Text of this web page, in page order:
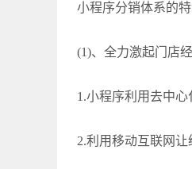
小程序分销体系的
(1)、全力激起门店
1.小程序利用去中
2.利用移动互联网